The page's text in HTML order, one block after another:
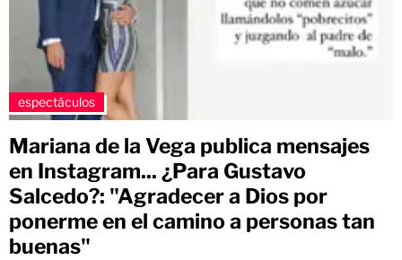
espectáculos
Mariana de la Vega publica mensajes
en Instagram... ¿Para Gustavo
Salcedo?: "Agradecer a Dios por
ponerme en el camino a personas tan
buenas"